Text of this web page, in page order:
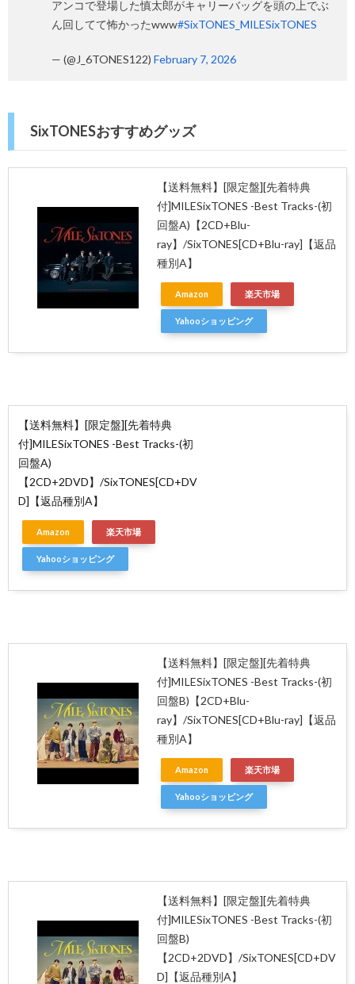
アンコで登場した慎太郎がキャリーバッグを頭の上でぶ
ん回してて怖かったwww#SixTONES_MILESixTONES
— (@J_6TONES122) February 7, 2026
SixTONESおすすめグッズ
【送料無料】[限定盤][先着特典
付]MILESixTONES -Best Tracks-(初
回盤A)【2CD+Blu-
ray】/SixTONES[CD+Blu-ray]【返品
種別A】
Amazon 楽天市場
Yahooショッピング
【送料無料】[限定盤][先着特典
付]MILESixTONES -Best Tracks-(初
回盤A)
【2CD+2DVD】/SixTONES[CD+DV
D]【返品種別A】
Amazon 楽天市場
Yahooショッピング
【送料無料】[限定盤][先着特典
付]MILESixTONES -Best Tracks-(初
回盤B)【2CD+Blu-
ray】/SixTONES[CD+Blu-ray]【返品
種別A】
Amazon 楽天市場
Yahooショッピング
【送料無料】[限定盤][先着特典
付]MILESixTONES -Best Tracks-(初
回盤B)
【2CD+2DVD】/SixTONES[CD+DV
D]【返品種別A】